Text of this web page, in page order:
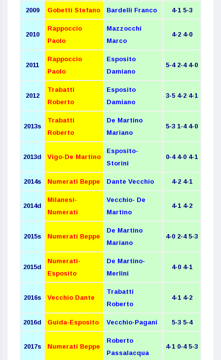
2009 Gobetti Stefano Bardelli Franco 4-1 5-3
2010
Rappoccio
Paolo
Mazzocchi
Marco
4-2 4-0
2011
Rappoccio
Paolo
Esposito
Damiano
5-4 2-4 4-0
2012
Trabatti
Roberto
Esposito
Damiano
3-5 4-2 4-1
2013s
Trabatti
Roberto
De Martino
Mariano
5-3 1-4 4-0
2013d Vigo-De Martino
Esposito-
Storini
0-4 4-0 4-1
2014s Numerati Beppe Dante Vecchio 4-2 4-1
2014d
Milanesi-
Numerati
Vecchio- De
Martino
4-1 4-2
2015s Numerati Beppe
De Martino
Mariano
4-0 2-4 5-3
2015d
Numerati-
Esposito
De Martino-
Merlini
4-0 4-1
2016s Vecchio Dante
Trabatti
Roberto
4-1 4-2
2016d Guida-Esposito Vecchio-Pagani 5-3 5-4
2017s Numerati Beppe
Roberto
Passalacqua
4-1 0-4 5-3